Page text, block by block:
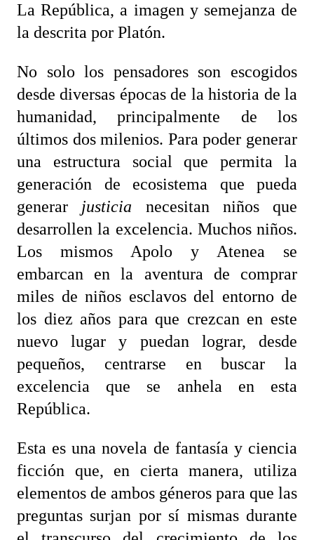
La República, a imagen y semejanza de
la descrita por Platón.
No solo los pensadores son escogidos
desde diversas épocas de la historia de la
humanidad, principalmente de los
últimos dos milenios. Para poder generar
una estructura social que permita la
generación de ecosistema que pueda
generar justicia necesitan niños que
desarrollen la excelencia. Muchos niños.
Los mismos Apolo y Atenea se
embarcan en la aventura de comprar
miles de niños esclavos del entorno de
los diez años para que crezcan en este
nuevo lugar y puedan lograr, desde
pequeños, centrarse en buscar la
excelencia que se anhela en esta
República.
Esta es una novela de fantasía y ciencia
ficción que, en cierta manera, utiliza
elementos de ambos géneros para que las
preguntas surjan por sí mismas durante